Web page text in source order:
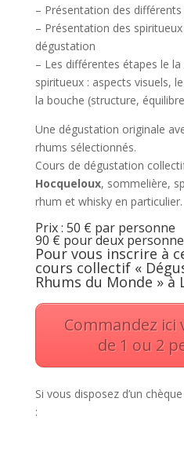
– Présentation des
– Présentation des
dégustation
– Les différentes étapes le
spiritueux : aspects visuels,
la bouche (structure,
Une dégustation originale
rhums sélectionnés.
Cours de dégustation
Hocqueloux, sommelière,
rhum et whisky en particulier.
Prix : 50 € par personne
90 € pour deux
Pour vous inscrire à
cours collectif «
Rhums du Monde » à
Commandez ici
de 1 ou 2
Si vous disposez d’un
: